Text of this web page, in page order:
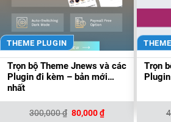
THEME PLUGIN
Trọn bộ Theme Jnews và các
Plugin đi kèm – bản mới
nhất
300,000₫ Giá
gốc
80,000₫Giá
hiện
Trọn